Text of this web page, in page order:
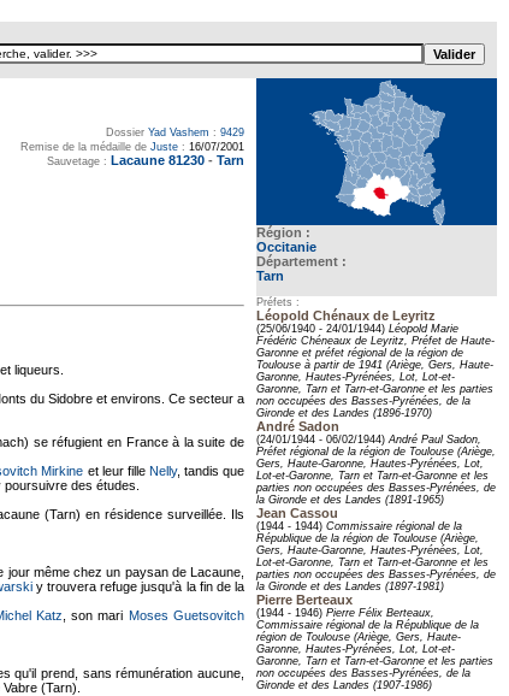
Région :
Occitanie
Département :
Tarn
Préfets :
Léopold Chénaux de Leyritz
(25/06/1940 - 24/01/1944) Léopold Marie
Frédéric Chéneaux de Leyritz, Préfet de Haute-
Garonne et préfet régional de la région de
Toulouse à partir de 1941 (Ariège, Gers, Haute-
Garonne, Hautes-Pyrénées, Lot, Lot-et-
Garonne, Tarn et Tarn-et-Garonne et les parties
non occupées des Basses-Pyrénées, de la
Gironde et des Landes (1896-1970)
André Sadon
(24/01/1944 - 06/02/1944)André Paul Sadon,
Préfet régional de la région de Toulouse (Ariège,
Gers, Haute-Garonne, Hautes-Pyrénées, Lot,
Lot-et-Garonne, Tarn et Tarn-et-Garonne et les
parties non occupées des Basses-Pyrénées, de
la Gironde et des Landes (1891-1965)
Jean Cassou
(1944 - 1944) Commissaire régional de la
République de la région de Toulouse (Ariège,
Gers, Haute-Garonne, Hautes-Pyrénées, Lot,
Lot-et-Garonne, Tarn et Tarn-et-Garonne et les
parties non occupées des Basses-Pyrénées, de
la Gironde et des Landes (1897-1981)
Pierre Berteaux
(1944 - 1946) Pierre Félix Berteaux,
Commissaire régional de la République de la
région de Toulouse (Ariège, Gers, Haute-
Garonne, Hautes-Pyrénées, Lot, Lot-et-
Garonne, Tarn et Tarn-et-Garonne et les parties
non occupées des Basses-Pyrénées, de la
Gironde et des Landes (1907-1986)
Dossier Yad Vashem : 9429
Remise de la médaille de Juste : 16/07/2001
Sauvetage : Lacaune 81230 - Tarn
liqueurs.
du Sidobre et environs. Ce secteur a
se réfugient en France à la suite de
Mirkine et leur fille Nelly, tandis que
des études.
(Tarn) en résidence surveillée. Ils
jour même chez un paysan de Lacaune,
y trouvera refuge jusqu'à la fin de la
Katz , son mari Moses Guetsovitch
qu'il prend, sans rémunération aucune,
(Tarn).